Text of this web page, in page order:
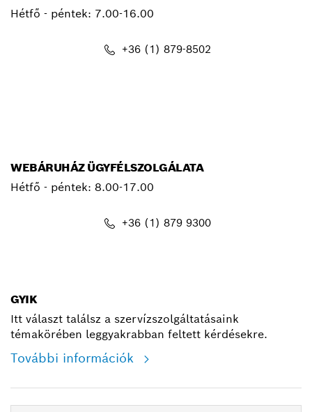
Hétfő - péntek: 7.00-16.00
+36 (1) 879-8502
WEBÁRUHÁZ ÜGYFÉLSZOLGÁLATA
Hétfő - péntek: 8.00-17.00
+36 (1) 879 9300
GYIK
Itt választ találsz a szervízszolgáltatásaink
témakörében leggyakrabban feltett kérdésekre.
További információk